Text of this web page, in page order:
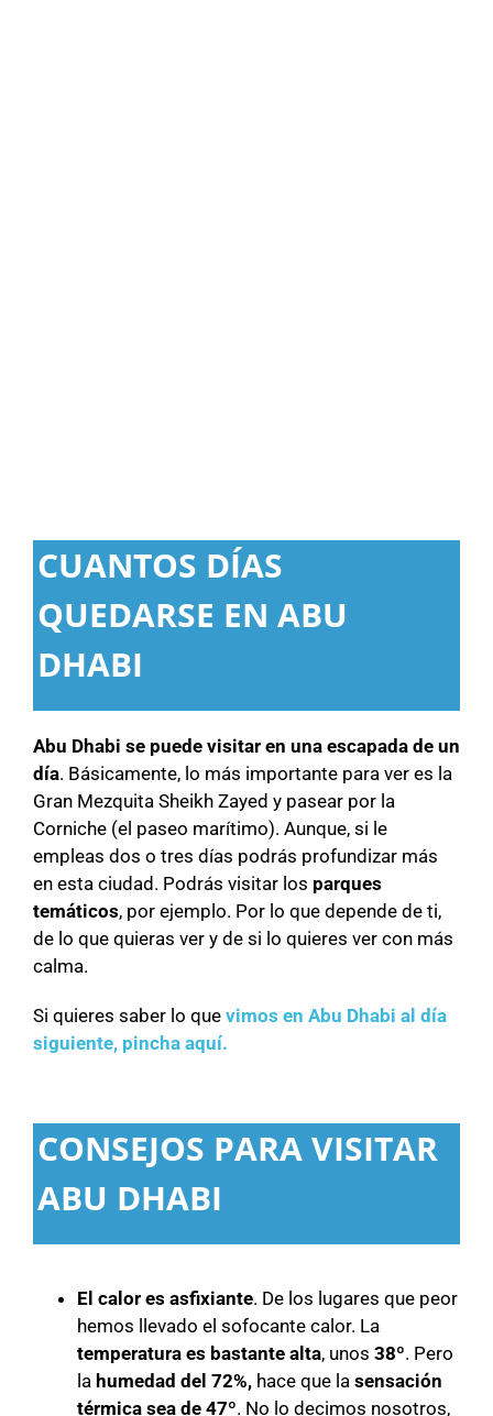
CUANTOS DÍAS
QUEDARSE EN ABU
DHABI
Abu Dhabi se puede visitar en una escapada de un
día. Básicamente, lo más importante para ver es la
Gran Mezquita Sheikh Zayed y pasear por la
Corniche (el paseo marítimo). Aunque, si le
empleas dos o tres días podrás profundizar más
en esta ciudad. Podrás visitar los parques
temáticos, por ejemplo. Por lo que depende de ti,
de lo que quieras ver y de si lo quieres ver con más
calma.
Si quieres saber lo que vimos en Abu Dhabi al día
siguiente, pincha aquí.
CONSEJOS PARA VISITAR
ABU DHABI
El calor es asfixiante. De los lugares que peor
hemos llevado el sofocante calor. La
temperatura es bastante alta, unos 38º. Pero
la humedad del 72%, hace que la sensación
térmica sea de 47º. No lo decimos nosotros,